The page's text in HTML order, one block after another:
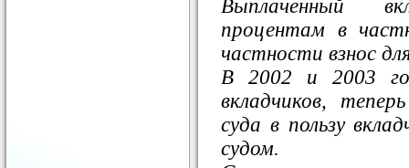
Выплаченный
процентам в
частности взнос
В 2002 и 2003
вкладчиков,
суда в пользу
судом.